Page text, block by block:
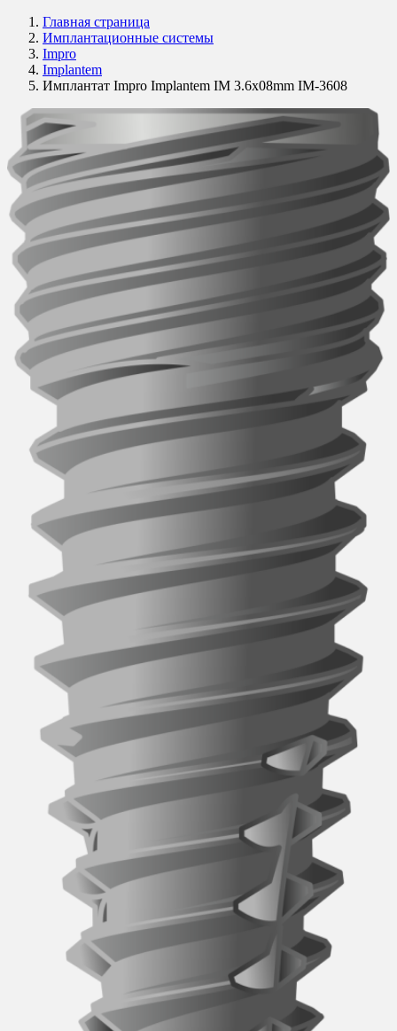
Главная страница
Имплантационные системы
Impro
Implantem
Имплантат Impro Implantem IM 3.6x08mm IM-3608